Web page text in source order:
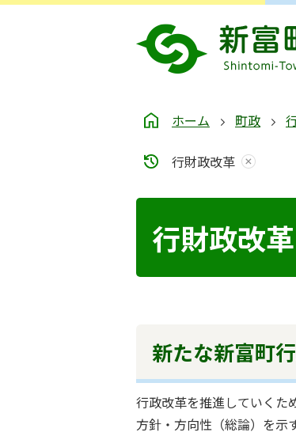
ホーム 町政
行財政改革
行財政改革
新たな新富町
行政改革を推進していくた
方針・方向性（総論）を示